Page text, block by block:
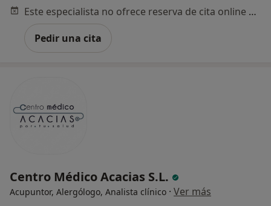
Este especialista no ofrece reserva de cita online en esta dirección.
Pedir una cita
Centro Médico Acacias S.L.
Acupuntor, Alergólogo, Analista clínico · Ver más